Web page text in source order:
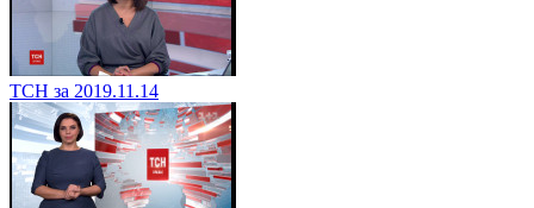
ТСН за 2019.11.14